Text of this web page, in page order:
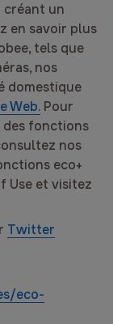
créant un
en savoir plus
tels que
nos
domestique
Web. Pour
fonctions
nos
eco+
Use et visitez
Twitter
eco-